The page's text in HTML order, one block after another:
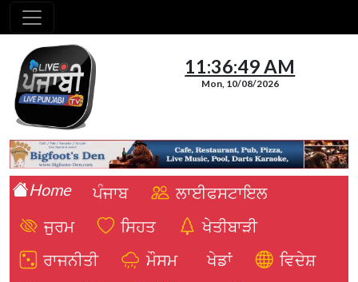
11:36:51 AM
Mon, 10/08/2026
Home ਪੰਜਾਬ
ਲਾਈਫਸਟਾਇਲ
ਜੁਰਮ
ਸਿਹਤ
ਖੇਤੀਬਾੜੀ
ਰਾਜਨੀਤੀ
ਮੌਸਮ ਖੇਡਾਂ
ਵਿਦੇਸ਼